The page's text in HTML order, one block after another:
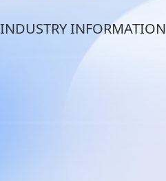
INDUSTRY INFORMATION